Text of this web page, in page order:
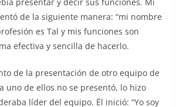
de la siguiente manera: “mi nombre
es Tal y mis funciones son
efectiva y sencilla de hacerlo.
de la presentación de otro equipo de
uno de ellos no se presentó, lo hizo
líder del equipo. Él inició: “Yo soy